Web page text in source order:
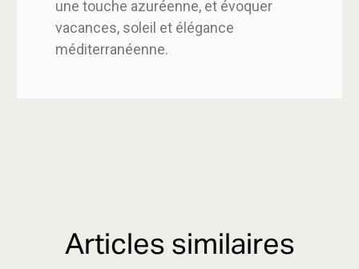
une touche azuréenne, et évoquer
vacances, soleil et élégance
méditerranéenne.
Articles similaires